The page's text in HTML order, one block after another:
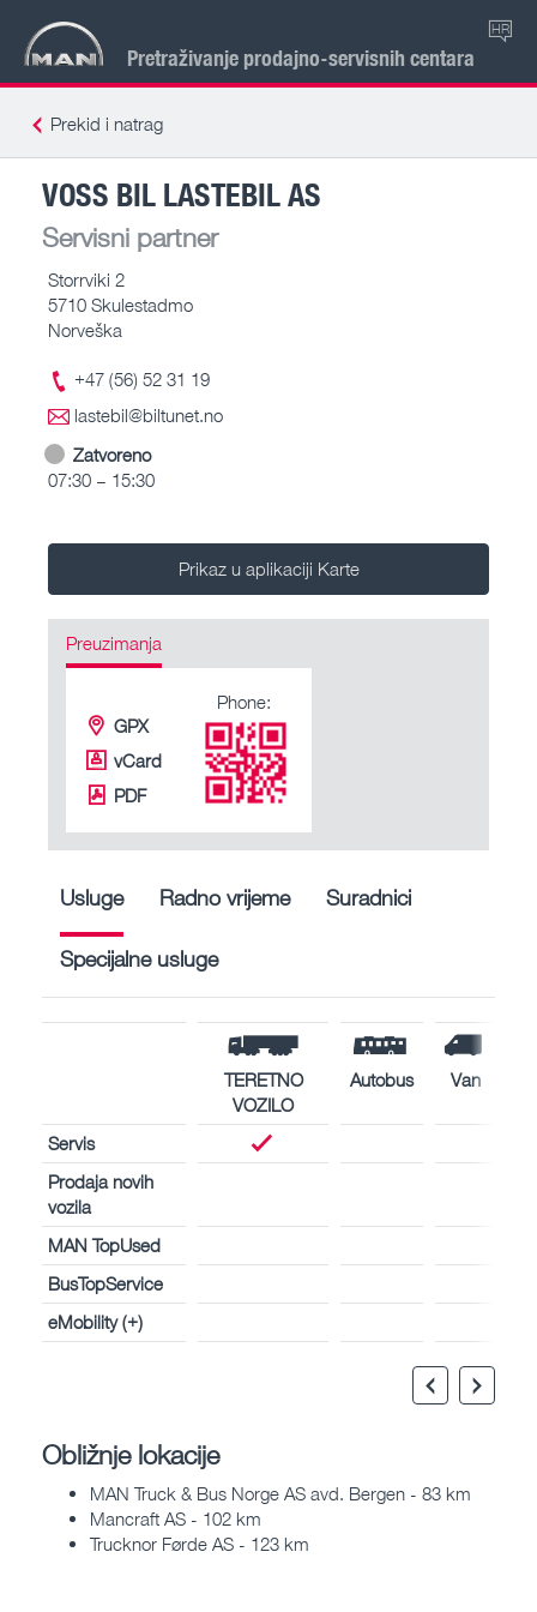
Pretraživanje prodajno-servisnih centara
HR
Prekid i natrag
VOSS BIL LASTEBIL AS
Servisni partner
Storrviki 2
5710 Skulestadmo
Norveška
+47 (56) 52 31 19
lastebil@biltunet.no
Zatvoreno
07:30 – 15:30
Prikaz u aplikaciji Karte
Preuzimanja
GPX
vCard
PDF
Phone:
Usluge Radno vrijeme Suradnici
Specijalne usluge
TERETNO
VOZILO
Autobus Van
Servis
Prodaja novih
vozila
MAN TopUsed
BusTopService
eMobility (+)
Obližnje lokacije
MAN Truck & Bus Norge AS avd. Bergen - 83 km
Mancraft AS - 102 km
Trucknor Førde AS - 123 km